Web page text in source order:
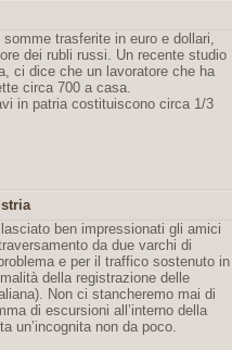
trasferite in euro e dollari,
dei rubli russi. Un recente studio
ci dice che un lavoratore che ha
circa 700 a casa.
in patria costituiscono circa 1/3
ben impressionati gli amici
da due varchi di
e per il traffico sostenuto in
della registrazione delle
Non ci stancheremo mai di
di escursioni all’interno della
un’incognita non da poco.